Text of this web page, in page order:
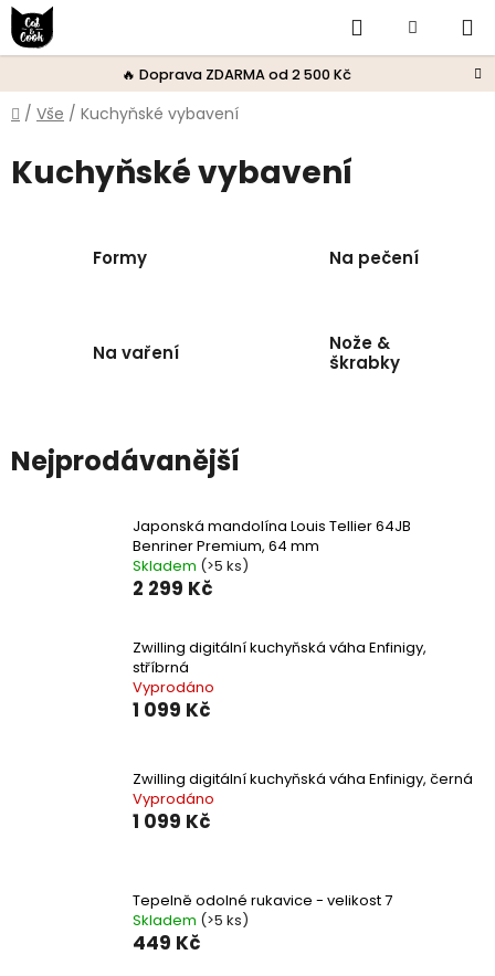
Přejít
na
obsah
🔥 Doprava ZDARMA od 2 500 Kč
HledatNákupní
košík
Domů
/ Vše / Kuchyňské vybavení
Kuchyňské vybavení
Formy Na pečení
Na vaření
Nože &
škrabky
Nejprodávanější
Japonská mandolína Louis Tellier 64JB
Benriner Premium, 64 mm
Skladem (>5 ks)
2 299 Kč
Zwilling digitální kuchyňská váha Enfinigy,
stříbrná
Vyprodáno
1 099 Kč
Zwilling digitální kuchyňská váha Enfinigy, černá
Vyprodáno
1 099 Kč
Tepelně odolné rukavice - velikost 7
Skladem (>5 ks)
449 Kč